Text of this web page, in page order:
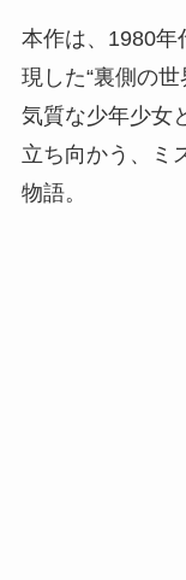
本作は、1980年
現した“裏側の
気質な少年少女
立ち向かう、ミ
物語。